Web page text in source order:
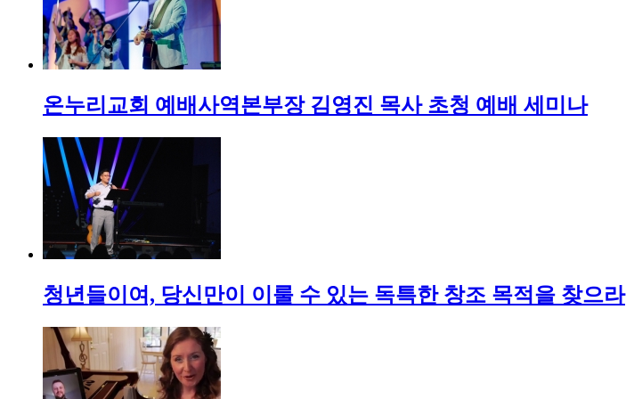
온누리교회 예배사역본부장 김영진 목사 초청 예배 세미나
청년들이여, 당신만이 이룰 수 있는 독특한 창조 목적을 찾으라